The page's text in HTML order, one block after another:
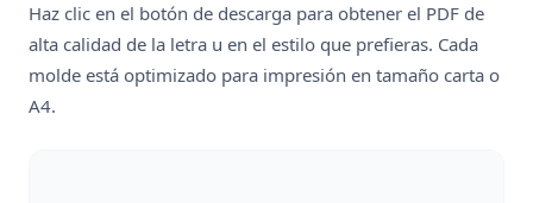
Haz clic en el botón de descarga para obtener el PDF de
alta calidad de la letra u en el estilo que prefieras. Cada
molde está optimizado para impresión en tamaño carta o
A4.